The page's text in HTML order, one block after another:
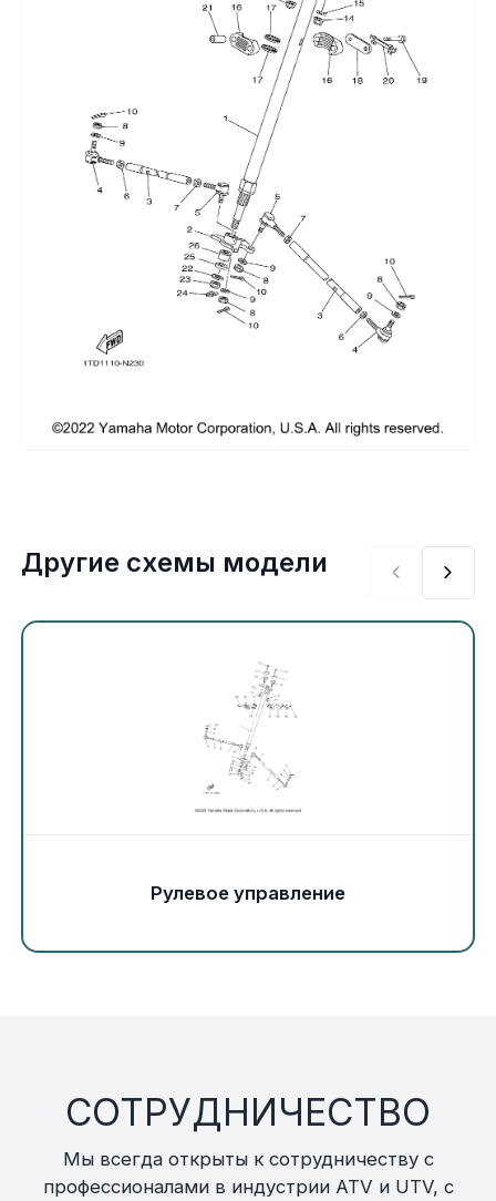
Топливная система
Тормозная система
Трансмиссия
Управление
Хранение и перевозка
Шноркели
Электрика
Другое
Движители (гребные винты)
Швартовное оборудование
Якорное оборудование
Другие схемы модели
Рулевое управление
СОТРУДНИЧЕСТВО
Мы всегда открыты к сотрудничеству с
профессионалами в индустрии ATV и UTV, с